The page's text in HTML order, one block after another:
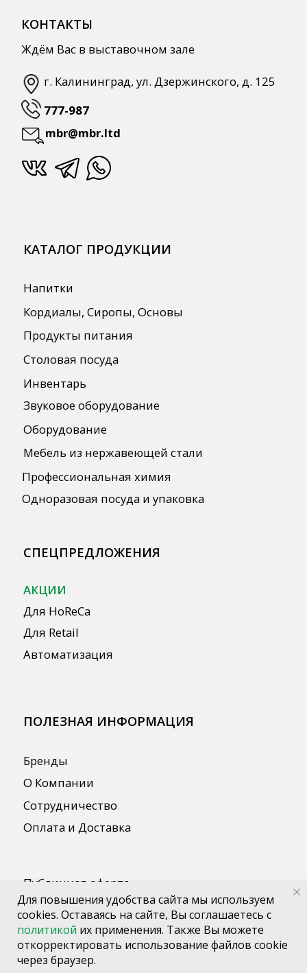
СПЕЦПРЕДЛОЖЕНИЯ
ПОЛЕЗНАЯ ИНФОРМАЦИЯ
АКЦИИ
Для HoReCa
Для Retail
Автоматизация
Публичная оферта
Политика конфиденциальности
данных
Оплата и Доставка
Одноразовая посуда и упаковка
Для повышения удобства сайта мы используем
cookies. Оставаясь на сайте, Вы соглашаетесь с
политикой их применения. Также Вы можете
откорректировать использование файлов cookie
через браузер.